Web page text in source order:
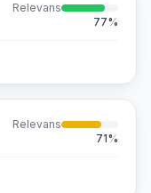
Relevans
77%
Relevans
71%